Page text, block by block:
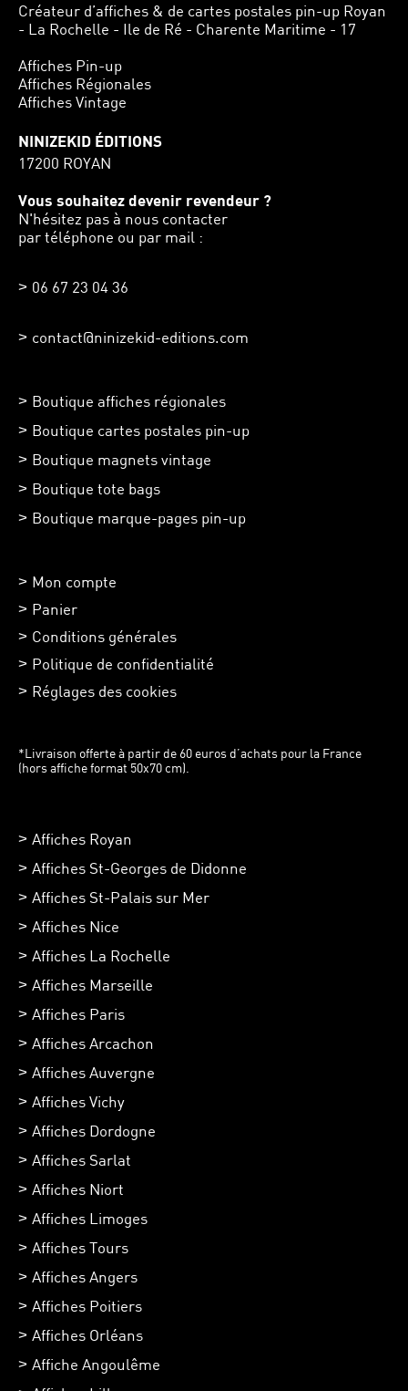
Créateur d’affiches & de cartes postales pin-up Royan
- La Rochelle - Ile de Ré - Charente Maritime - 17
Affiches Pin-up
Affiches Régionales
Affiches Vintage
NINIZEKID ÉDITIONS
17200 ROYAN
Vous souhaitez devenir revendeur ?
N'hésitez pas à nous contacter
par téléphone ou par mail :
06 67 23 04 36
contact@ninizekid-editions.com
Boutique affiches régionales
Boutique cartes postales pin-up
Boutique magnets vintage
Boutique tote bags
Boutique marque-pages pin-up
Mon compte
Panier
Conditions générales
Politique de confidentialité
Réglages des cookies
*Livraison offerte à partir de 60 euros d’achats pour la France
(hors affiche format 50x70 cm).
Affiches Royan
Affiches St-Georges de Didonne
Affiches St-Palais sur Mer
Affiches Nice
Affiches La Rochelle
Affiches Marseille
Affiches Paris
Affiches Arcachon
Affiches Auvergne
Affiches Vichy
Affiches Dordogne
Affiches Sarlat
Affiches Niort
Affiches Limoges
Affiches Tours
Affiches Angers
Affiches Poitiers
Affiches Orléans
Affiche Angoulême